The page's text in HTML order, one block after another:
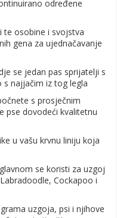
određene
te osobine i svojstva
gena za ujednačavanje
se jedan pas sprijatelji s
najjačim iz tog legla
s prosječnim
pse dovodeći kvalitetnu
u vašu krvnu liniju koja
se koristi za uzgoj
Cockapoo i
uzgoja, psi i njihove